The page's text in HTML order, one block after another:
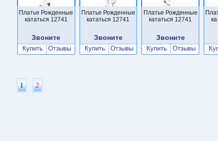
Платье Рожденные
кататься 12741
Звоните
Купить Отзывы
Платье Рожденные
кататься 12741
Звоните
Купить Отзывы
Платье Рожденные
кататься 12741
Звоните
Купить Отзывы
1 2